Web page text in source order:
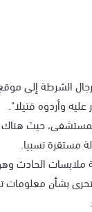
الشرطة إلى موقع
عليه وأردوه قتيلا".
حيث
مستقرة نسبيا.
الحادث
بشأن معلومات